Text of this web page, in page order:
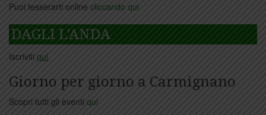
Puoi tesserarti online cliccando qui
DAGLI L'ANDA
Iscriviti qui
Giorno per giorno a Carmignano
Scopri tutti gli eventi qui